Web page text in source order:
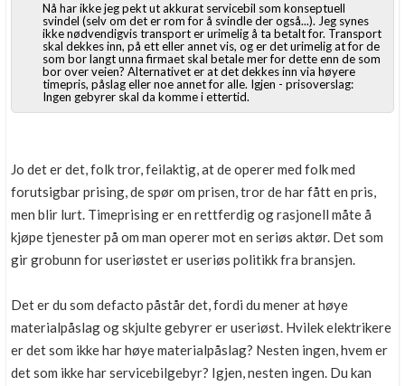
Nå har ikke jeg pekt ut akkurat servicebil som konseptuell
svindel (selv om det er rom for å svindle der også...). Jeg synes
ikke nødvendigvis transport er urimelig å ta betalt for. Transport
skal dekkes inn, på ett eller annet vis, og er det urimelig at for de
som bor langt unna firmaet skal betale mer for dette enn de som
bor over veien? Alternativet er at det dekkes inn via høyere
timepris, påslag eller noe annet for alle. Igjen - prisoverslag:
Ingen gebyrer skal da komme i ettertid.
Jo det er det, folk tror, feilaktig, at de operer med folk med
forutsigbar prising, de spør om prisen, tror de har fått en pris,
men blir lurt. Timeprising er en rettferdig og rasjonell måte å
kjøpe tjenester på om man operer mot en seriøs aktør. Det som
gir grobunn for useriøstet er useriøs politikk fra bransjen.
Det er du som defacto påstår det, fordi du mener at høye
materialpåslag og skjulte gebyrer er useriøst. Hvilek elektrikere
er det som ikke har høye materialpåslag? Nesten ingen, hvem er
det som ikke har servicebilgebyr? Igjen, nesten ingen. Du kan